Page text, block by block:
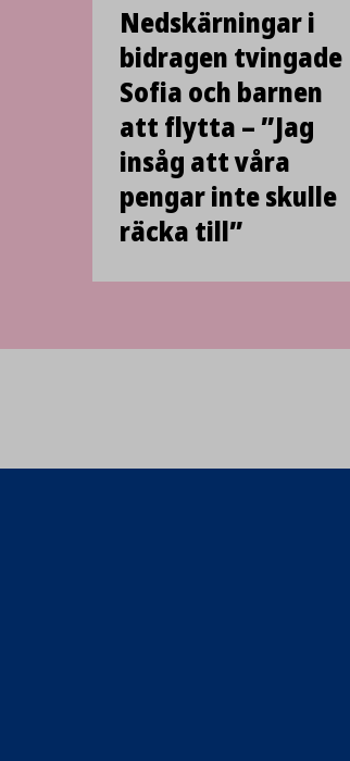
Nedskärningar i
bidragen tvingade
Sofia och barnen
att flytta – ”Jag
insåg att våra
pengar inte skulle
räcka till”